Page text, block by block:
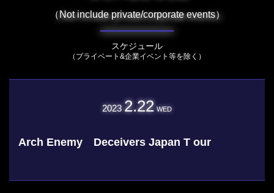
（Not include private/corporate events）
スケジュール
（プライベート&企業イベント等を除く）
2023 2.22 WED
Arch Enemy Deceivers Japan T our